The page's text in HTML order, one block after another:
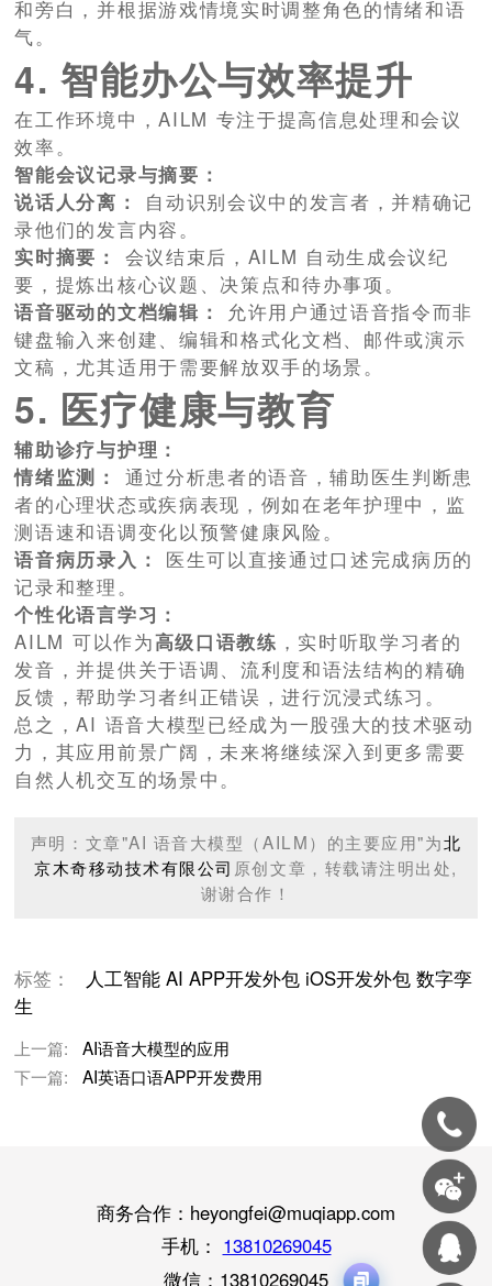
和旁白，并根据游戏情境实时调整角色的情绪和语
气。
4. 智能办公与效率提升
在工作环境中，AILM 专注于提高信息处理和会议
效率。
智能会议记录与摘要：
说话人分离：
自动识别会议中的发言者，并精确记
录他们的发言内容。
实时摘要：
会议结束后，AILM 自动生成会议纪
要，提炼出核心议题、决策点和待办事项。
语音驱动的文档编辑：
允许用户通过语音指令而非
键盘输入来创建、编辑和格式化文档、邮件或演示
文稿，尤其适用于需要解放双手的场景。
5. 医疗健康与教育
辅助诊疗与护理：
情绪监测：
通过分析患者的语音，辅助医生判断患
者的心理状态或疾病表现，例如在老年护理中，监
测语速和语调变化以预警健康风险。
语音病历录入：
医生可以直接通过口述完成病历的
记录和整理。
个性化语言学习：
AILM 可以作为高级口语教练 ，实时听取学习者的
发音，并提供关于语调、流利度和语法结构的精确
反馈，帮助学习者纠正错误，进行沉浸式练习。
总之，AI 语音大模型已经成为一股强大的技术驱动
力，其应用前景广阔，未来将继续深入到更多需要
自然人机交互的场景中。
声明：文章"AI 语音大模型（AILM）的主要应用"为北
京木奇移动技术有限公司 原创文章，转载请注明出处,
谢谢合作！
标签： 人工智能 AI APP开发外包 iOS开发外包 数字孪
生
上一篇:
AI语音大模型的应用
下一篇:
AI英语口语APP开发费用
商务合作：heyongfei@muqiapp.com
手机： 13810269045
微信： 13810269045